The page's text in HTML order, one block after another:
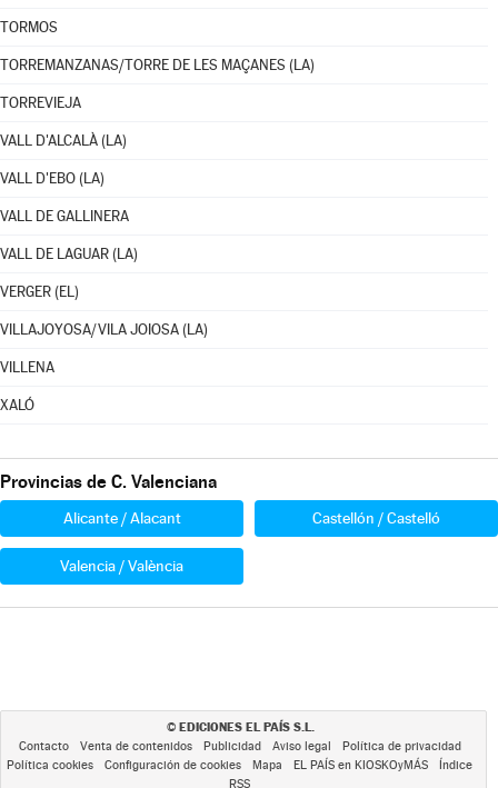
TORMOS
TORREMANZANAS/TORRE DE LES MAÇANES (LA)
TORREVIEJA
VALL D'ALCALÀ (LA)
VALL D'EBO (LA)
VALL DE GALLINERA
VALL DE LAGUAR (LA)
VERGER (EL)
VILLAJOYOSA/VILA JOIOSA (LA)
VILLENA
XALÓ
Provincias de C. Valenciana
Alicante / Alacant Castellón / Castelló
Valencia / València
© EDICIONES EL PAÍS S.L.
Contacto Venta de contenidos Publicidad Aviso legal
Política de privacidad
Política cookies
Configuración de cookies Mapa EL PAÍS en KIOSKOyMÁS
Índice
RSS